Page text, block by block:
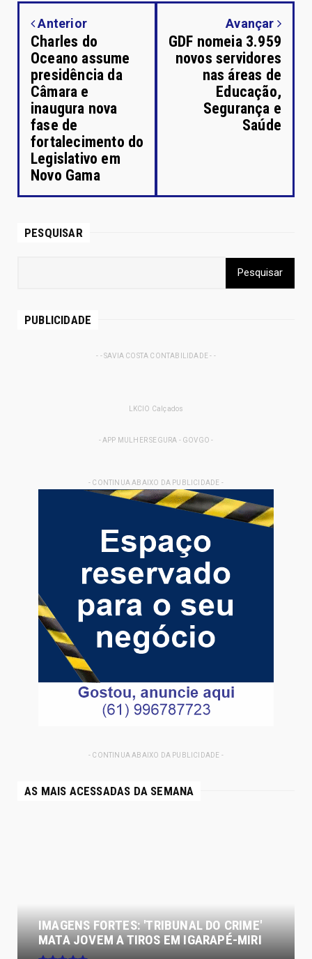
Anterior
Charles do
Oceano assume
presidência da
Câmara e
inaugura nova
fase de
fortalecimento do
Legislativo em
Novo Gama
Avançar
GDF nomeia 3.959
novos servidores
nas áreas de
Educação,
Segurança e
Saúde
PESQUISAR
PUBLICIDADE
- - SAVIA COSTA CONTABILIDADE - -
LKCIO Calçados
- APP MULHER SEGURA - GOVGO -
- CONTINUA ABAIXO DA PUBLICIDADE -
- CONTINUA ABAIXO DA PUBLICIDADE -
AS MAIS ACESSADAS DA SEMANA
IMAGENS FORTES: 'TRIBUNAL DO CRIME'
MATA JOVEM A TIROS EM IGARAPÉ-MIRI